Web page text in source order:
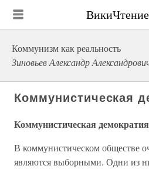
ВикиЧтение
Коммунизм как реальность
Зиновьев Александр
Коммунистическая
Коммунистическая демократия
В коммунистическом обществе
являются выборными. Одни из